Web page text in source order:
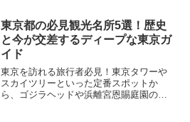
東京都の必見観光名所5選！歴史
と今が交差するディープな東京ガ
イド
東京を訪れる旅行者必見！東京タワーや
スカイツリーといった定番スポットか
ら、ゴジラヘッドや浜離宮恩賜庭園の知